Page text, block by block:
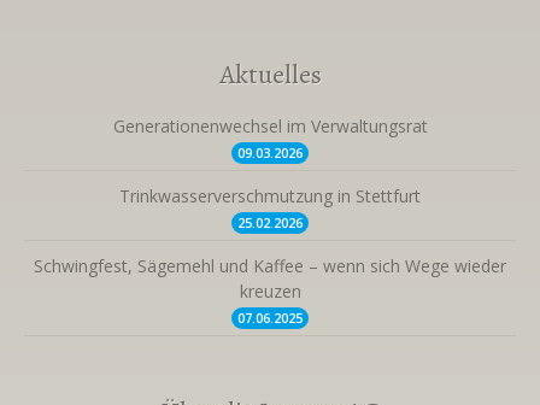
Aktuelles
Generationenwechsel im Verwaltungsrat
09.03.2026
Trinkwasserverschmutzung in Stettfurt
25.02.2026
Schwingfest, Sägemehl und Kaffee – wenn sich Wege wieder
kreuzen
07.06.2025